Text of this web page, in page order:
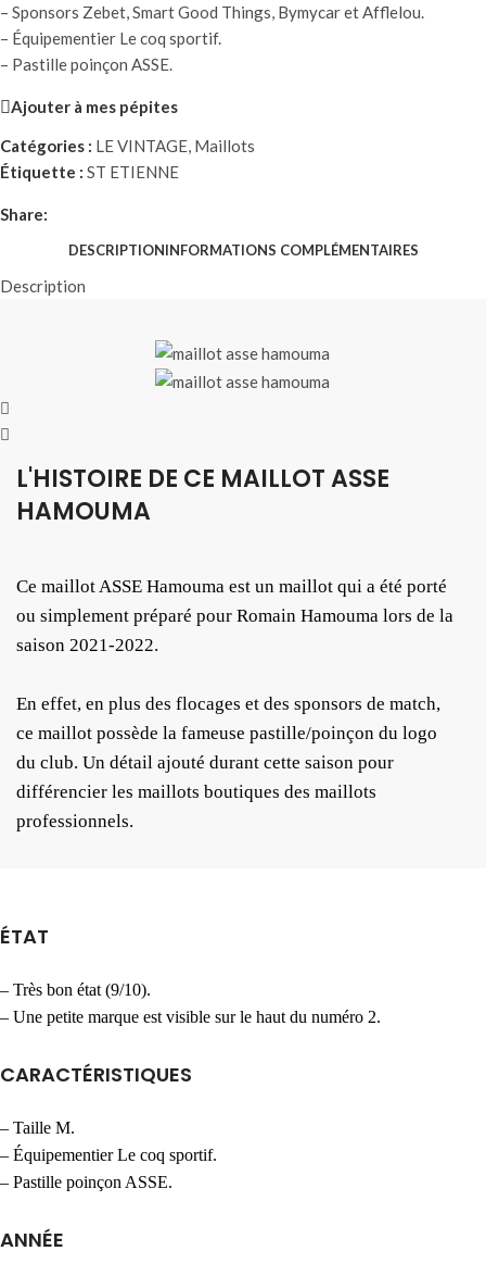
– Sponsors Zebet, Smart Good Things, Bymycar et Afflelou.
– Équipementier Le coq sportif.
– Pastille poinçon ASSE.
Ajouter à mes pépites
Catégories : LE VINTAGE, Maillots
Étiquette : ST ETIENNE
Share:
DESCRIPTIONINFORMATIONS COMPLÉMENTAIRES
Description
L'HISTOIRE DE CE MAILLOT ASSE
HAMOUMA
Ce maillot ASSE Hamouma est un maillot qui a été porté
ou simplement préparé pour Romain Hamouma lors de la
saison 2021-2022.
En effet, en plus des flocages et des sponsors de match,
ce maillot possède la fameuse pastille/poinçon du logo
du club. Un détail ajouté durant cette saison pour
différencier les maillots boutiques des maillots
professionnels.
ÉTAT
– Très bon état (9/10).
– Une petite marque est visible sur le haut du numéro 2.
CARACTÉRISTIQUES
– Taille M.
– Équipementier Le coq sportif.
– Pastille poinçon ASSE.
ANNÉE